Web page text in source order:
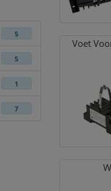
5
5
1
7
Voet